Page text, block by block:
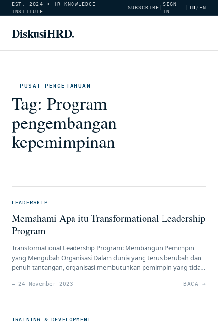
EST. 2024 • HR KNOWLEDGE
INSTITUTE
SUBSCRIBE
SIGN
IN
ID/ EN
DiskusiHRD.
— PUSAT PENGETAHUAN
Tag: Program
pengembangan
kepemimpinan
LEADERSHIP
Memahami Apa itu Transformational Leadership
Program
Transformational Leadership Program: Membangun Pemimpin
yang Mengubah Organisasi Dalam dunia yang terus berubah dan
penuh tantangan, organisasi membutuhkan pemimpin yang tidak
menginspirasi, memotivasi, dan memberdayakan orang-orang di
transformasional adalah jenis pemimpin yang mampu membawa
perubahan positif dan signifikan dalam organisasi mereka. […]
— 24 November 2023 BACA →
TRAINING & DEVELOPMENT